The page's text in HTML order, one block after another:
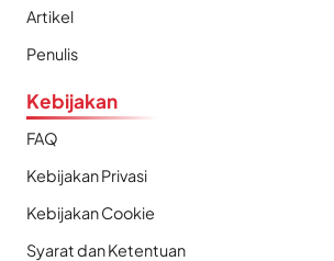
Artikel
Penulis
Kebijakan
FAQ
Kebijakan Privasi
Kebijakan Cookie
Syarat dan Ketentuan